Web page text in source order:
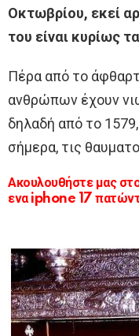
Οκτωβρίου, εκεί
του είναι κυρίως
Πέρα από το
ανθρώπων έχουν
δηλαδή από το
σήμερα, τις
Ακουλουθήστε μας
ενα iphone 17